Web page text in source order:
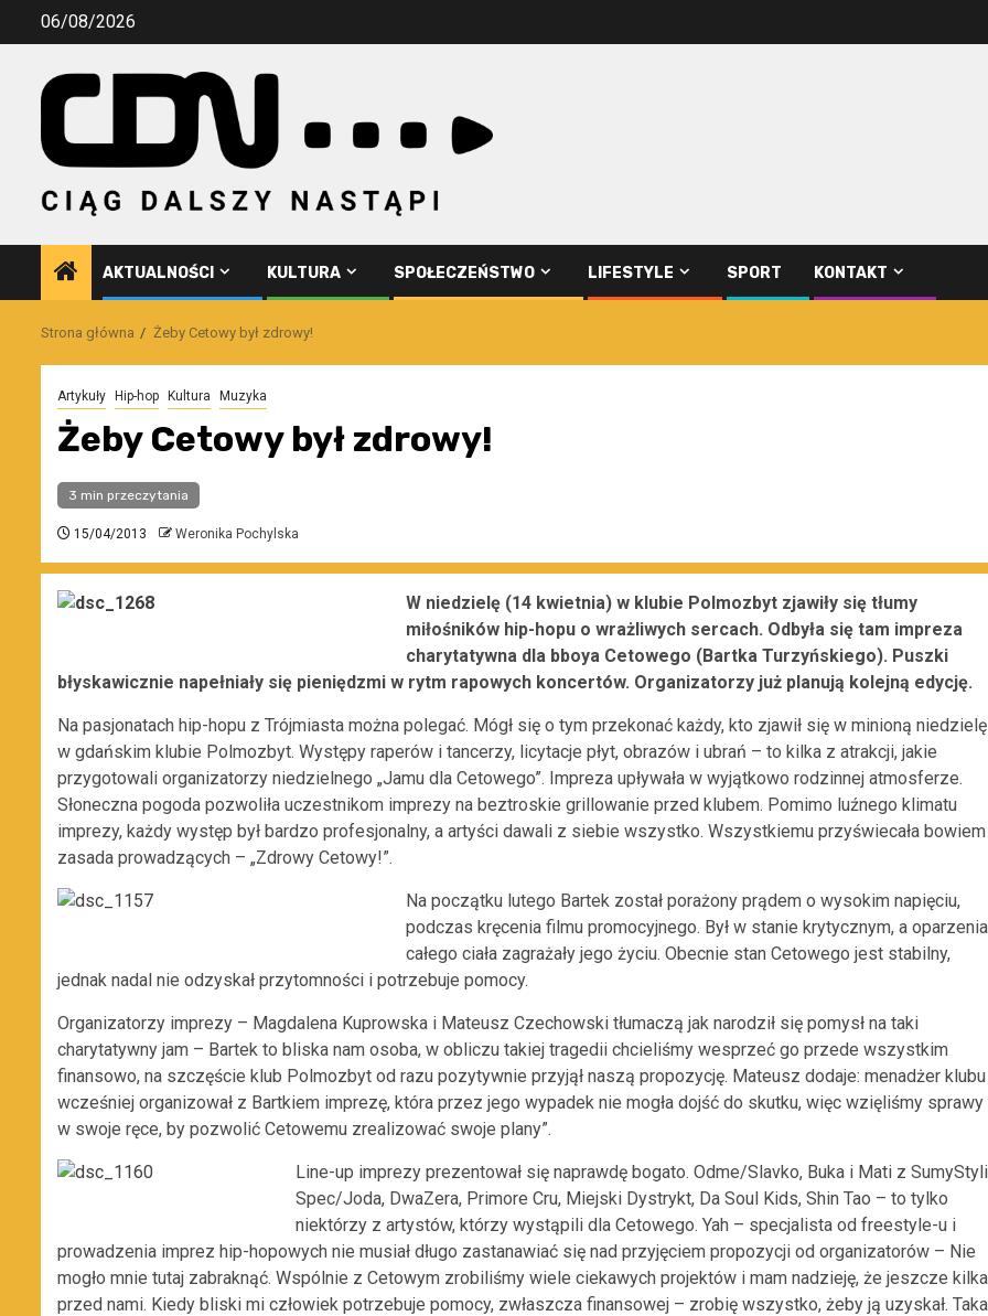
Przejdź06/08/2026
AKTUALNOŚCI KULTURA SPOŁECZEŃSTWO LIFESTYLE SPORT KONTAKT
Strona główna Żeby Cetowy był zdrowy!
Artykuły Hip-hop Kultura Muzyka
Żeby Cetowy był zdrowy!
3 min przeczytania
15/04/2013 Weronika Pochylska
W niedzielę (14 kwietnia) w klubie Polmozbyt zjawiły się tłumy
miłośników hip-hopu o wrażliwych sercach. Odbyła się tam impreza
charytatywna dla bboya Cetowego (Bartka Turzyńskiego). Puszki
błyskawicznie napełniały się pieniędzmi w rytm rapowych koncertów. Organizatorzy już planują kolejną edycję.
Na pasjonatach hip-hopu z Trójmiasta można polegać. Mógł się o tym przekonać każdy, kto zjawił się w minioną niedzielę
w gdańskim klubie Polmozbyt. Występy raperów i tancerzy, licytacje płyt, obrazów i ubrań – to kilka z atrakcji, jakie
przygotowali organizatorzy niedzielnego „Jamu dla Cetowego”. Impreza upływała w wyjątkowo rodzinnej atmosferze.
Słoneczna pogoda pozwoliła uczestnikom imprezy na beztroskie grillowanie przed klubem. Pomimo luźnego klimatu
imprezy, każdy występ był bardzo profesjonalny, a artyści dawali z siebie wszystko. Wszystkiemu przyświecała bowiem
zasada prowadzących – „Zdrowy Cetowy!”.
Na początku lutego Bartek został porażony prądem o wysokim napięciu,
podczas kręcenia filmu promocyjnego. Był w stanie krytycznym, a oparzenia
całego ciała zagrażały jego życiu. Obecnie stan Cetowego jest stabilny,
jednak nadal nie odzyskał przytomności i potrzebuje pomocy.
Organizatorzy imprezy – Magdalena Kuprowska i Mateusz Czechowski tłumaczą jak narodził się pomysł na taki
charytatywny jam – Bartek to bliska nam osoba, w obliczu takiej tragedii chcieliśmy wesprzeć go przede wszystkim
finansowo, na szczęście klub Polmozbyt od razu pozytywnie przyjął naszą propozycję. Mateusz dodaje: menadżer klubu
wcześniej organizował z Bartkiem imprezę, która przez jego wypadek nie mogła dojść do skutku, więc wzięliśmy sprawy
w swoje ręce, by pozwolić Cetowemu zrealizować swoje plany”.
Line-up imprezy prezentował się naprawdę bogato. Odme/Slavko, Buka i Mati z
Spec/Joda, DwaZera, Primore Cru, Miejski Dystrykt, Da Soul Kids, Shin Tao – to tylko
niektórzy z artystów, którzy wystąpili dla Cetowego. Yah – specjalista od freestyle-u i
prowadzenia imprez hip-hopowych nie musiał długo zastanawiać się nad przyjęciem propozycji od organizatorów – Nie
mogło mnie tutaj zabraknąć. Wspólnie z Cetowym zrobiliśmy wiele ciekawych projektów i mam nadzieję, że jeszcze kilka
przed nami. Kiedy bliski mi człowiek potrzebuje pomocy, zwłaszcza finansowej – zrobię wszystko, żeby ją uzyskał. Taka